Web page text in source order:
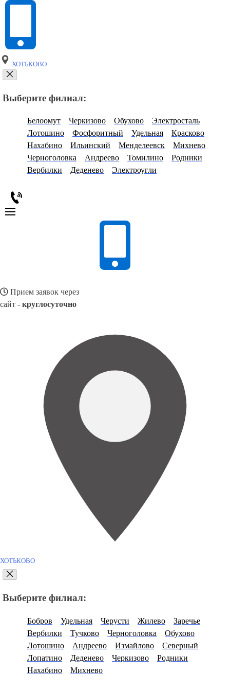
ХОТЬКОВО
Выберите филиал:
Белоомут Черкизово Обухово
Электросталь
Лотошино
Фосфоритный Удельная
Красково
Нахабино
Ильинский Менделеевск
Михнево
Черноголовка
Андреево Томилино
Родники
Вербилки
Деденево Электроугли
Прием заявок через
сайт - круглосуточно
ХОТЬКОВО
Выберите филиал:
Бобров Удельная Черусти Жилево
Заречье
Вербилки
Тучково Черноголовка
Обухово
Лотошино
Андреево Измайлово
Северный
Лопатино
Деденево Черкизово
Родники
Нахабино
Михнево